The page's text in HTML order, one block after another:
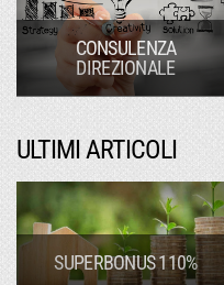
CONSULENZA
DIREZIONALE
ULTIMI ARTICOLI
SUPERBONUS 110%